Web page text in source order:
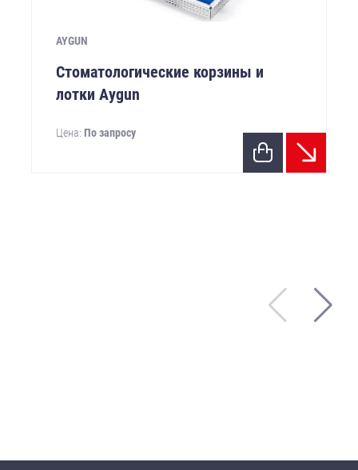
AYGUN
Стоматологические корзины и
лотки Aygun
Цена: По запросу